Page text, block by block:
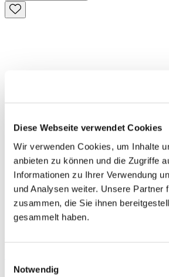
Diese Webseite verwendet Cookies
Wir verwenden Cookies, um Inhalte
anbieten zu können und die Zugriffe
Informationen zu Ihrer Verwendung
und Analysen weiter. Unsere
zusammen, die Sie ihnen
gesammelt haben.
Notwendig
0,00 €